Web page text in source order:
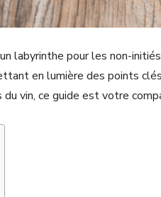
labyrinthe pour les non-
en lumière des points
vin, ce guide est votre